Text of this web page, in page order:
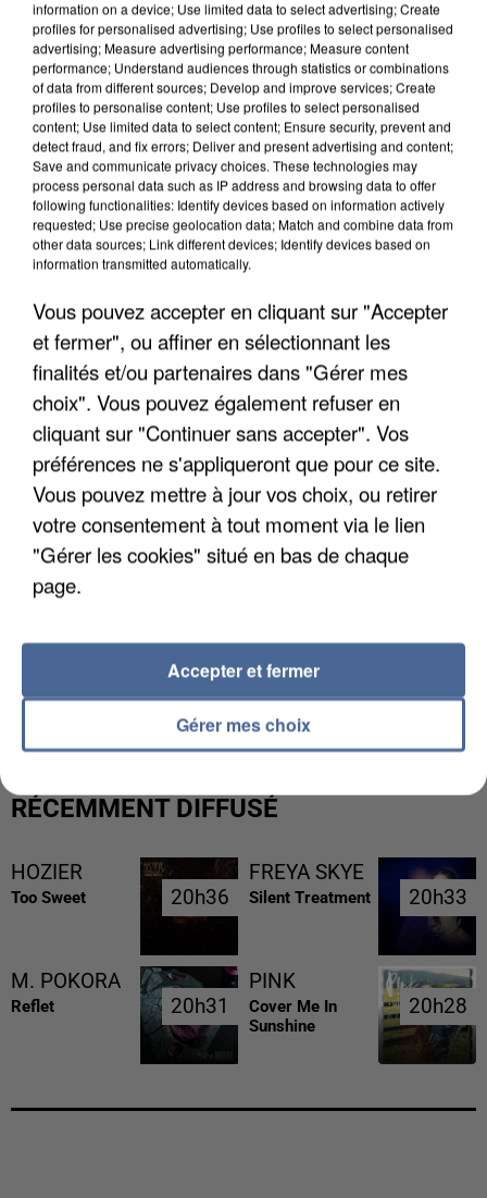
APRÈS TOUTES CES CANICULES, LES REFUGES
DE FAUNE SAUVAGE SONT...
L’UN DES FONDATEURS SUPPOSÉS DE LA DZ
MAFIA INTERPELLÉ EN ALGÉRIE
RÉCEMMENT DIFFUSÉ
HOZIER
Too Sweet 20h36
20h36
FREYA SKYE
Silent Treatment 20h33
20h33
M. POKORA
Reflet 20h31
20h31
PINK
Cover Me In
Sunshine
20h28
20h28
information on a device; Use limited data to select advertising; Create
profiles for personalised advertising; Use profiles to select personalised
advertising; Measure advertising performance; Measure content
performance; Understand audiences through statistics or combinations
of data from different sources; Develop and improve services; Create
profiles to personalise content; Use profiles to select personalised
content; Use limited data to select content; Ensure security, prevent and
detect fraud, and fix errors; Deliver and present advertising and content;
Save and communicate privacy choices. These technologies may
process personal data such as IP address and browsing data to offer
following functionalities: Identify devices based on information actively
requested; Use precise geolocation data; Match and combine data from
other data sources; Link different devices; Identify devices based on
information transmitted automatically.
Vous pouvez accepter en cliquant sur "Accepter
et fermer", ou affiner en sélectionnant les
finalités et/ou partenaires dans "Gérer mes
choix". Vous pouvez également refuser en
cliquant sur "Continuer sans accepter". Vos
préférences ne s'appliqueront que pour ce site.
Vous pouvez mettre à jour vos choix, ou retirer
votre consentement à tout moment via le lien
"Gérer les cookies" situé en bas de chaque
page.
Gérer mes choix
Accepter et fermer